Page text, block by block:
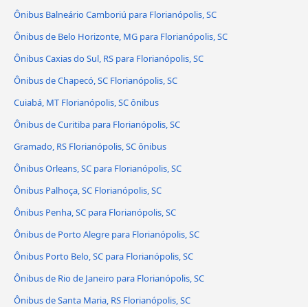
Ônibus Balneário Camboriú para Florianópolis, SC
Ônibus de Belo Horizonte, MG para Florianópolis, SC
Ônibus Caxias do Sul, RS para Florianópolis, SC
Ônibus de Chapecó, SC Florianópolis, SC
Cuiabá, MT Florianópolis, SC ônibus
Ônibus de Curitiba para Florianópolis, SC
Gramado, RS Florianópolis, SC ônibus
Ônibus Orleans, SC para Florianópolis, SC
Ônibus Palhoça, SC Florianópolis, SC
Ônibus Penha, SC para Florianópolis, SC
Ônibus de Porto Alegre para Florianópolis, SC
Ônibus Porto Belo, SC para Florianópolis, SC
Ônibus de Rio de Janeiro para Florianópolis, SC
Ônibus de Santa Maria, RS Florianópolis, SC